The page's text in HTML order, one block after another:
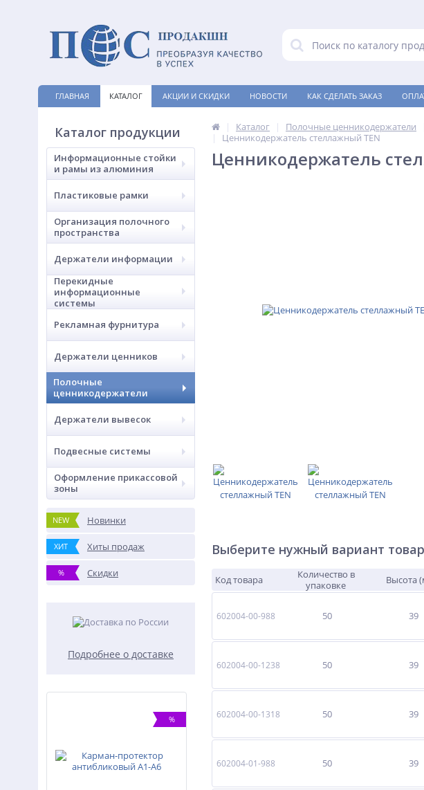
ГЛАВНАЯ КАТАЛОГ АКЦИИ И СКИДКИ НОВОСТИ КАК СДЕЛАТЬ ЗАКАЗ
Каталог продукции
Информационные стойки
и рамы из алюминия
Пластиковые рамки
Организация полочного
пространства
Держатели информации
Перекидные
информационные
системы
Рекламная фурнитура
Держатели ценников
Полочные
ценникодержатели
Держатели вывесок
Подвесные системы
Оформление прикассовой
зоны
NEW Новинки
ХИТ Хиты продаж
% Скидки
Подробнее о доставке
%
Каталог Полочные ценникодержатели
Ценникодержатель стеллажный TEN
Ценникодержатель
Выберите нужный вариант
Код товара
Количество в
упаковке
Высота
602004-00-988 50 39
602004-00-1238 50 39
602004-00-1318 50 39
602004-01-988 50 39